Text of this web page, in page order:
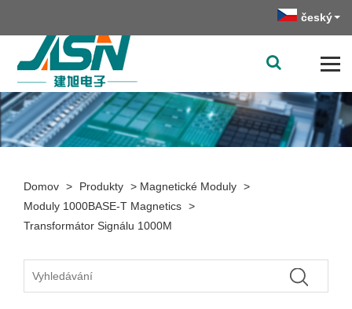
český
Domov > Produkty > Magnetické Moduly >
Moduly 1000BASE-T Magnetics >
Transformátor Signálu 1000M